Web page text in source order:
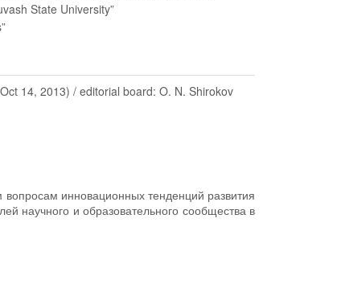
State University”
14, 2013) / editorial board: O. N. Shirokov
инновационных тенденций развития
научного и образовательного сообщества в